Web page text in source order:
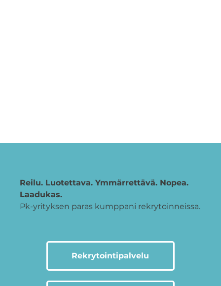
Reilu. Luotettava. Ymmärrettävä. Nopea.
Laadukas.
Pk-yrityksen paras kumppani rekrytoinneissa.
Rekrytointipalvelu